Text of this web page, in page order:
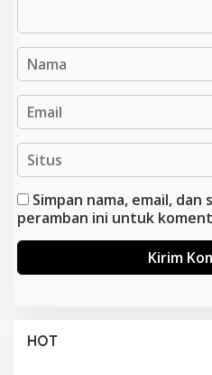
Simpan nama, email, dan
peramban ini untuk
HOT